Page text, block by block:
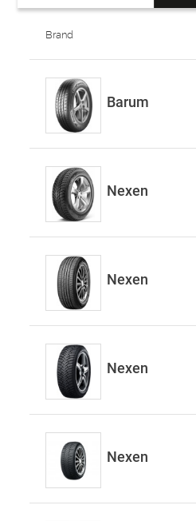
Brand
Barum
Nexen
Nexen
Nexen
Nexen